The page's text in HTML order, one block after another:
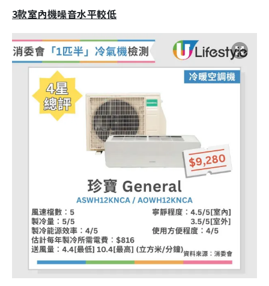
3款室內機噪音水平較低